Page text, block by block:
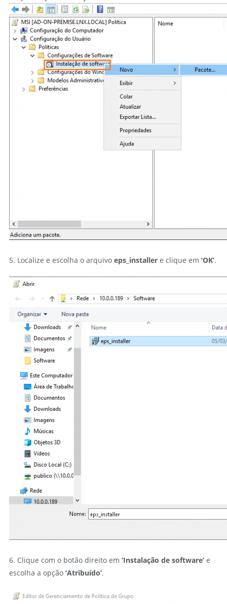
5. Localize e escolha o arquivo eps_installer e clique em ‘OK’.
6. Clique com o botão direito em ‘Instalação de software’ e
escolha a opção ‘Atribuído’.